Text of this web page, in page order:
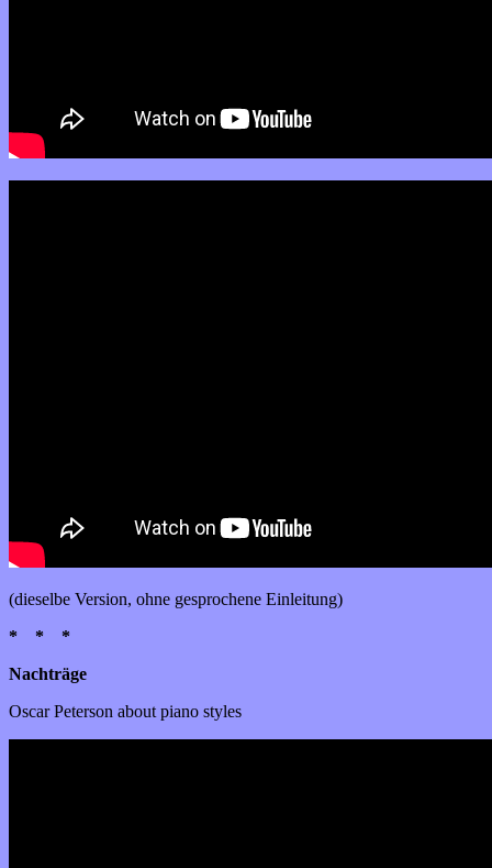
(dieselbe Version, ohne gesprochene Einleitung)
* * *
Nachträge
Oscar Peterson about piano styles